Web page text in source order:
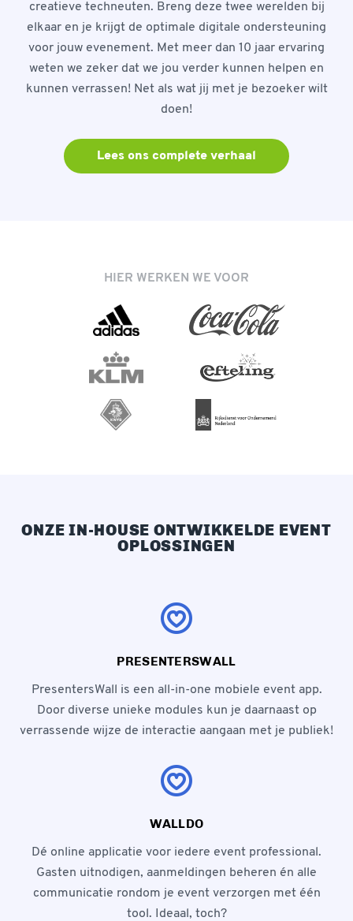
creatieve techneuten. Breng deze twee werelden bij
elkaar en je krijgt de optimale digitale ondersteuning
voor jouw evenement. Met meer dan 10 jaar ervaring
weten we zeker dat we jou verder kunnen helpen en
kunnen verrassen! Net als wat jij met je bezoeker wilt
doen!
Lees ons complete verhaal
HIER WERKEN WE VOOR
ONZE IN-HOUSE ONTWIKKELDE EVENT
OPLOSSINGEN
PRESENTERSWALL
PresentersWall is een all-in-one mobiele event app.
Door diverse unieke modules kun je daarnaast op
verrassende wijze de interactie aangaan met je publiek!
WALLDO
Dé online applicatie voor iedere event professional.
Gasten uitnodigen, aanmeldingen beheren én alle
communicatie rondom je event verzorgen met één
tool. Ideaal, toch?